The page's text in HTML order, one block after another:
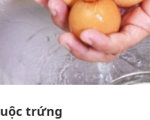
trứng